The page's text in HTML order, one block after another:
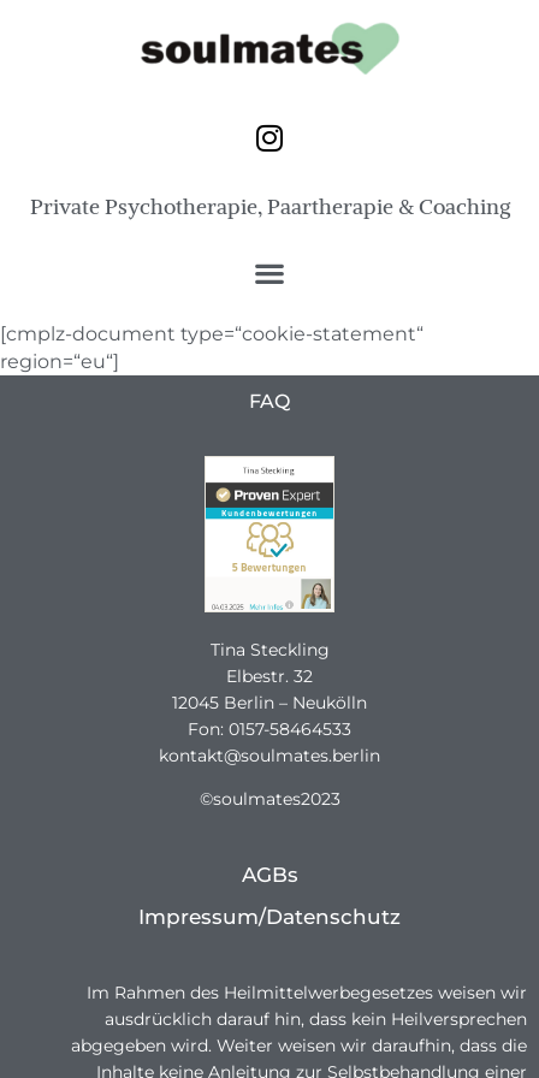
Private Psychotherapie, Paartherapie & Coaching
[cmplz-document type=“cookie-statement“
region=“eu“]
FAQ
Tina Steckling
Elbestr. 32
12045 Berlin – Neukölln
Fon: 0157-58464533
kontakt@soulmates.berlin
©soulmates2023
AGBs
Impressum/Datenschutz
Im Rahmen des Heilmittelwerbegesetzes weisen wir
ausdrücklich darauf hin, dass kein Heilversprechen
abgegeben wird. Weiter weisen wir daraufhin, dass die
Inhalte keine Anleitung zur Selbstbehandlung einer